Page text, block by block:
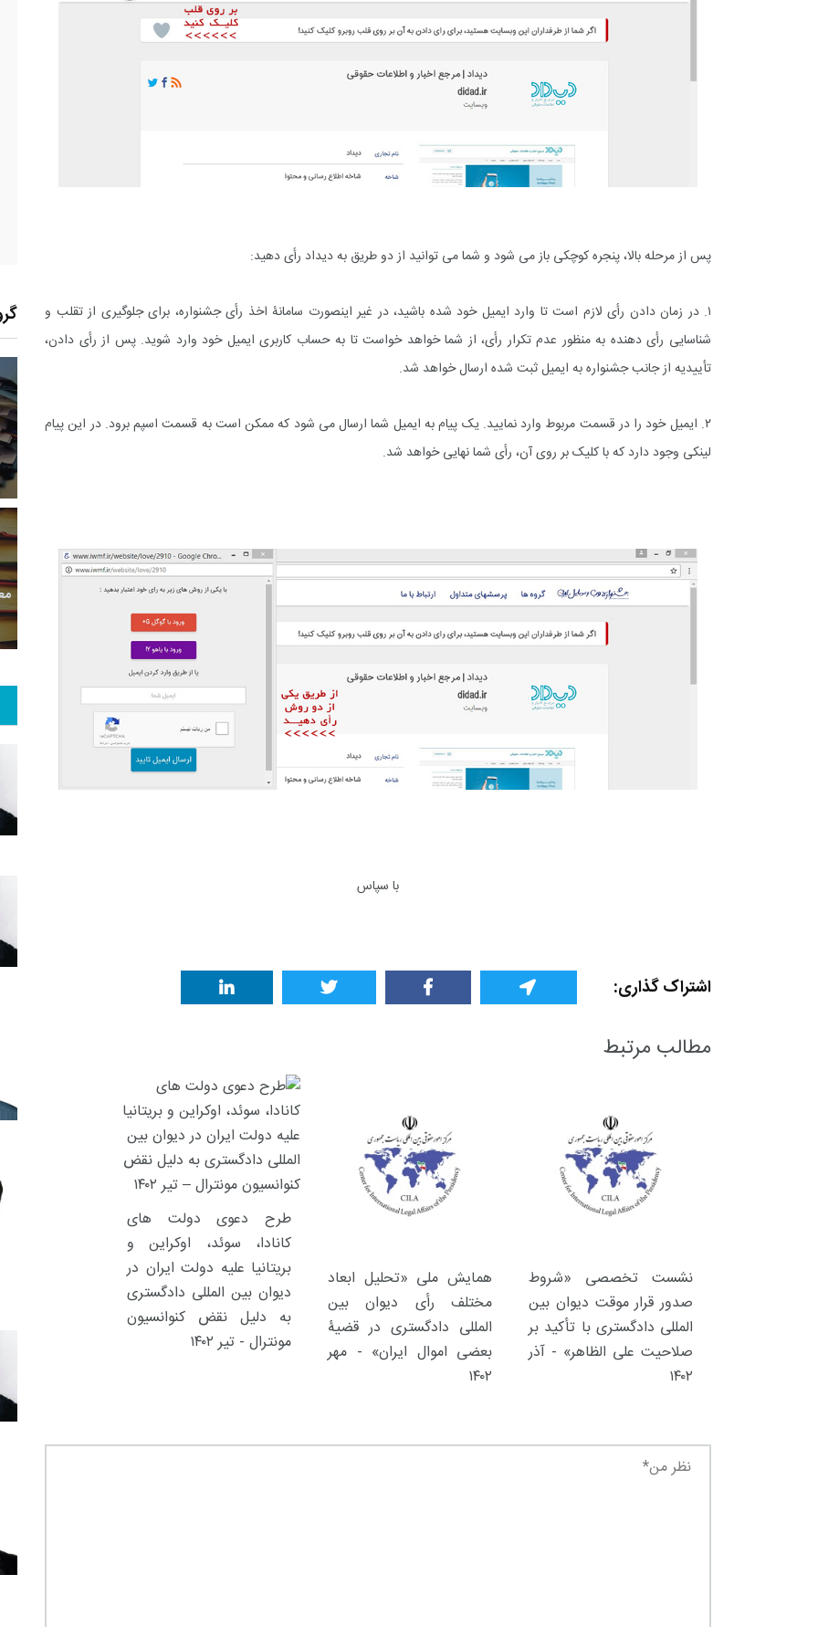
پس از مرحله بالا، پنجره کوچکی باز می شود و شما می توانید از دو طریق به دیداد رأی دهید:
۱. در زمان دادن رأی لازم است تا وارد ایمیل خود شده باشید، در غیر اینصورت سامانۀ اخذ رأی جشنواره، برای جلوگیری از تقلب و
شناسایی رأی دهنده به منظور عدم تکرار رأی، از شما خواهد خواست تا به حساب کاربری ایمیل خود وارد شوید. پس از رأی دادن،
تأییدیه از جانب جشنواره به ایمیل ثبت شده ارسال خواهد شد.
۲. ایمیل خود را در قسمت مربوط وارد نمایید. یک پیام به ایمیل شما ارسال می شود که ممکن است به قسمت اسپم برود. در این پیام
لینکی وجود دارد که با کلیک بر روی آن، رأی شما نهایی خواهد شد.
با سپاس
اشتراک گذاری:
مطالب مرتبط
نشست تخصصی «شروط
صدور قرار موقت دیوان بین
المللی دادگستری با تأکید بر
صلاحیت علی الظاهر» - آذر
۱۴۰۲
همایش ملی «تحلیل ابعاد
مختلف رأی دیوان بین
المللی دادگستری در قضیۀ
بعضی اموال ایران» - مهر
۱۴۰۲
طرح دعوی دولت های
کانادا، سوئد، اوکراین و
بریتانیا علیه دولت ایران در
دیوان بین المللی دادگستری
به دلیل نقض کنوانسیون
مونترال - تیر ۱۴۰۲
12+ 0+
9+
فراخوان مقاله
70+
0+
معرفی منابع اینترنتی
0+
1+
حقوق و هنر
2+
معرفی کتاب های حقوقی
1+
گزارش
1
گفت و گو